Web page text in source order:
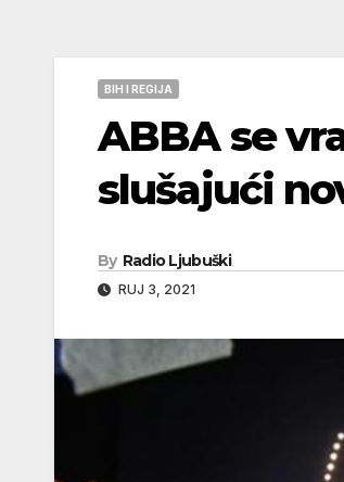
BIH I REGIJA
ABBA se
slušajući
By Radio Ljubuški
RUJ 3, 2021